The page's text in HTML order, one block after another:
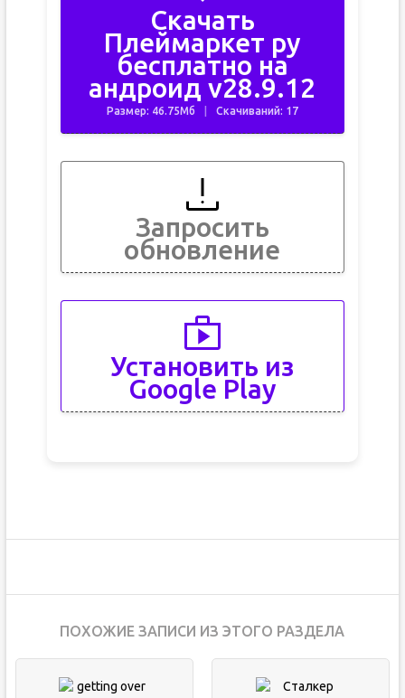
Скачать
Плеймаркет ру
бесплатно на
андроид v28.9.12
Размер: 46.75Мб Скачиваний: 17
Запросить
обновление
Установить из
Google Play
ПОХОЖИЕ ЗАПИСИ ИЗ ЭТОГО РАЗДЕЛА